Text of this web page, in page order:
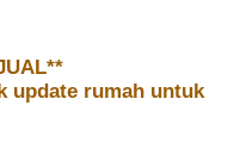
update rumah untuk